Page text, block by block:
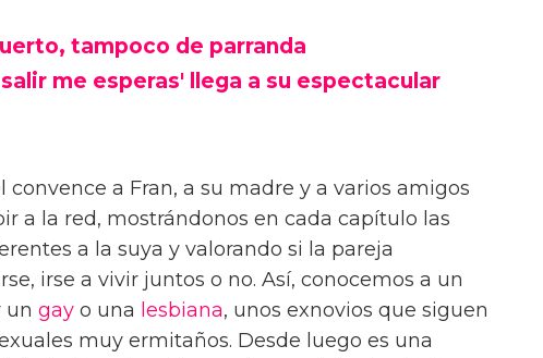
tampoco de parranda
me esperas' llega a su espectacular
a Fran, a su madre y a varios amigos
a la red, mostrándonos en cada capítulo las
a la suya y valorando si la pareja
irse a vivir juntos o no. Así, conocemos a un
un gay o una lesbiana, unos exnovios que siguen
muy ermitaños. Desde luego es una